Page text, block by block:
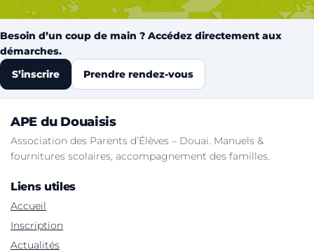
Besoin d’un coup de main ? Accédez directement aux
démarches.
S’inscrire
Prendre rendez-vous
APE du Douaisis
Association des Parents d’Élèves – Douai. Manuels &
fournitures scolaires, accompagnement des familles.
Liens utiles
Accueil
Inscription
Actualités